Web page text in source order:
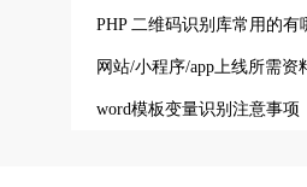
PHP 二维码识别库常用的有
网站/小程序/app上线所需资
word模板变量识别注意事项